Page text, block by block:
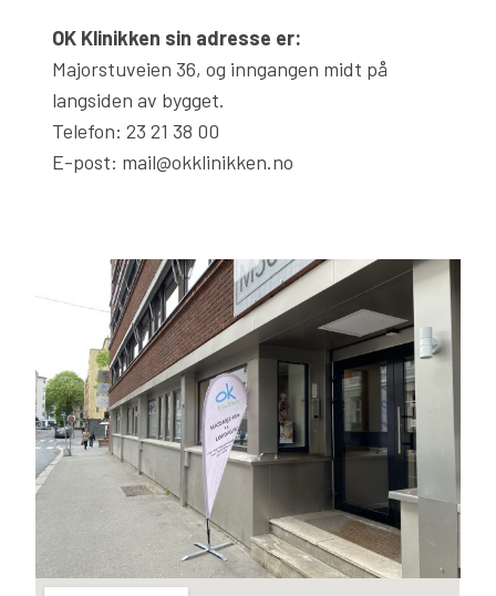
OK Klinikken sin adresse er:
Majorstuveien 36, og inngangen midt på
langsiden av bygget.
Telefon: 23 21 38 00
E-post: mail@okklinikken.no